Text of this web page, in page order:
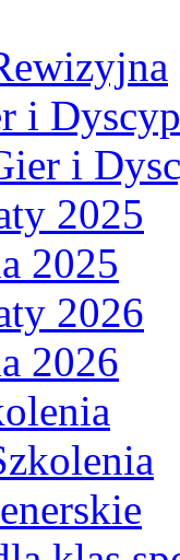
i
i
2025
2025
2026
2026